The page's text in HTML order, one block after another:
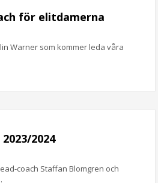
för elitdamerna
Warner som kommer leda våra
2024
coach Staffan Blomgren och